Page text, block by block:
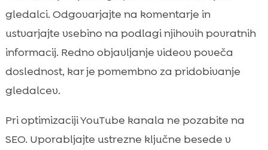
gledalci. Odgovarjajte na komentarje in
ustvarjajte vsebino na podlagi njihovih povratnih
informacij. Redno objavljanje videov poveča
doslednost, kar je pomembno za pridobivanje
gledalcev.
Pri optimizaciji YouTube kanala ne pozabite na
SEO. Uporabljajte ustrezne ključne besede v